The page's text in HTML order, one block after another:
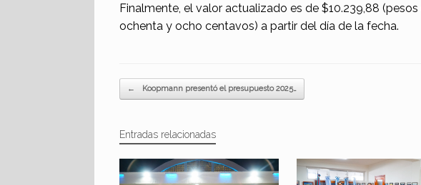
Finalmente, el valor actualizado es de $10.239,88
ochenta y ocho centavos) a partir del día de la fecha.
Navegador de artículos
← Koopmann presentó el presupuesto 2025…
Entradas relacionadas